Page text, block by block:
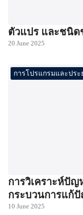
ตัวแปร และชนิด
20 June 2025
การโปรแกรมและประ
การวิเคราะห์ปั
กระบวนการแก้
10 June 2025